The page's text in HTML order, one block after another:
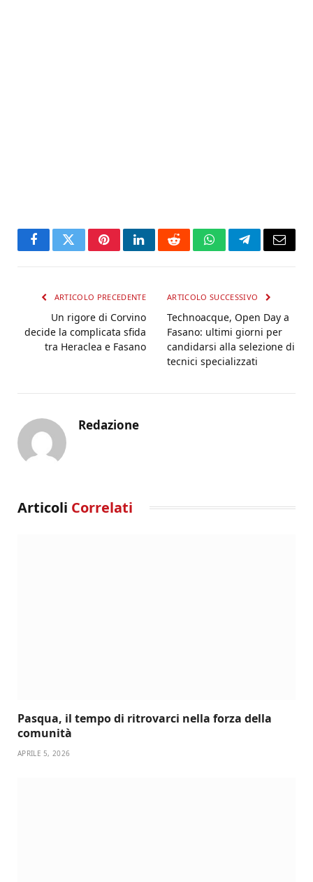
FacebookTwitterPinterestLinkedInRedditWhatsAppTelegramEmail
ARTICOLO PRECEDENTE
Un rigore di Corvino
decide la complicata sfida
tra Heraclea e Fasano
ARTICOLO SUCCESSIVO
Technoacque, Open Day a
Fasano: ultimi giorni per
candidarsi alla selezione di
tecnici specializzati
Redazione
Articoli Correlati
Pasqua, il tempo di ritrovarci nella forza della
comunità
APRILE 5, 2026